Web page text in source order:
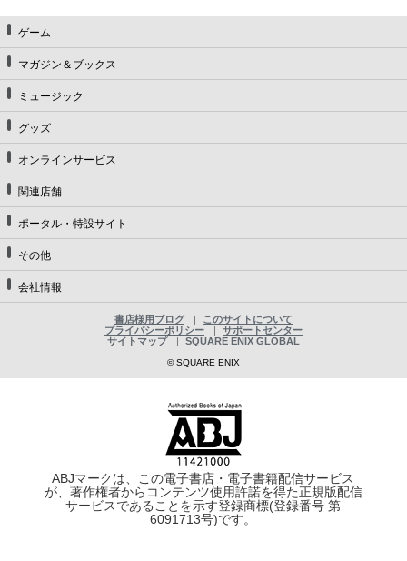
ゲーム
マガジン＆ブックス
ミュージック
グッズ
オンラインサービス
関連店舗
ポータル・特設サイト
その他
会社情報
書店様用ブログ
このサイトについて
プライバシーポリシー
サポートセンター
サイトマップ
SQUARE ENIX GLOBAL
© SQUARE ENIX
ABJマークは、この電子書店・電子書籍配信サービス
が、著作権者からコンテンツ使用許諾を得た正規版配信
サービスであることを示す登録商標(登録番号 第
6091713号)です。